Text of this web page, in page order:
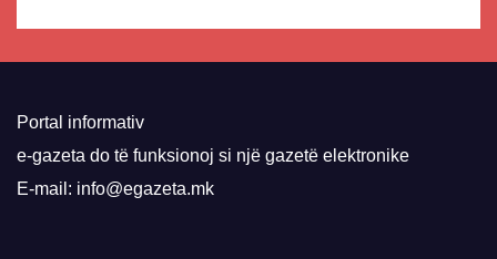
Portal informativ
e-gazeta do të funksionoj si një gazetë elektronike
E-mail: info@egazeta.mk